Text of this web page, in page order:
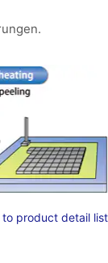
to product detail list